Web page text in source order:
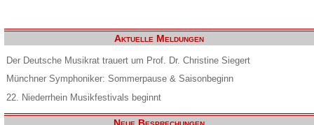
Aktuelle Meldungen
Der Deutsche Musikrat trauert um Prof. Dr. Christine Siegert
Münchner Symphoniker: Sommerpause & Saisonbeginn
22. Niederrhein Musikfestivals beginnt